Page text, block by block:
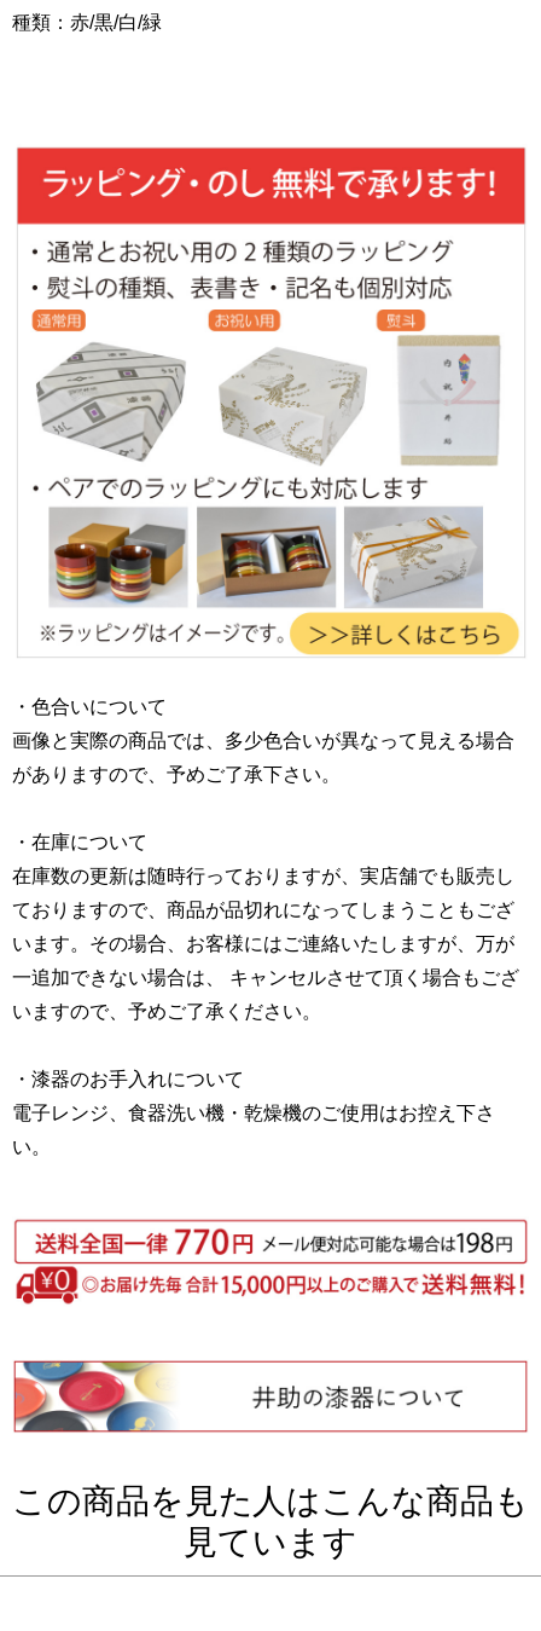
種類：赤/黒/白/緑
・色合いについて
画像と実際の商品では、多少色合いが異なって見える場合
がありますので、予めご了承下さい。
・在庫について
在庫数の更新は随時行っておりますが、実店舗でも販売し
ておりますので、商品が品切れになってしまうこともござ
います。その場合、お客様にはご連絡いたしますが、万が
一追加できない場合は、 キャンセルさせて頂く場合もござ
いますので、予めご了承ください。
・漆器のお手入れについて
電子レンジ、食器洗い機・乾燥機のご使用はお控え下さ
い。
この商品を見た人はこんな商品も
見ています